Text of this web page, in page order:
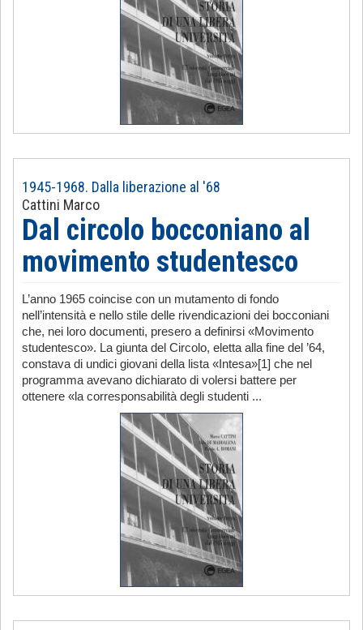
1945-1968. Dalla liberazione al '68
Cattini Marco
Dal circolo bocconiano al
movimento studentesco
L’anno 1965 coincise con un mutamento di fondo
nell’intensità e nello stile delle rivendicazioni dei bocconiani
che, nei loro documenti, presero a definirsi «Movimento
studentesco». La giunta del Circolo, eletta alla fine del ’64,
constava di undici giovani della lista «Intesa»[1] che nel
programma avevano dichiarato di volersi battere per
ottenere «la corresponsabilità degli studenti ...